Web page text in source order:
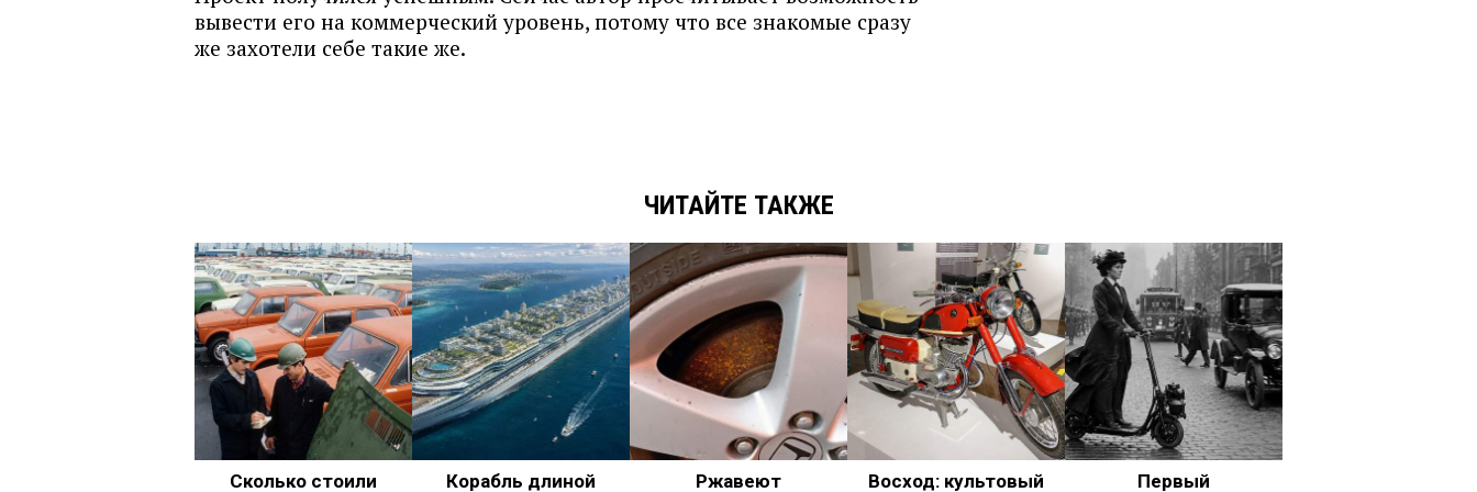
вывести его на коммерческий уровень, потому что все знакомые сразу
же захотели себе такие же.
ЧИТАЙТЕ ТАКЖЕ
Сколько стоили Корабль длиной Ржавеют Восход: культовый Первый